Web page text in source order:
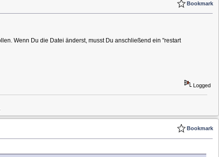
Bookmark
Wenn Du die Datei änderst, musst Du anschließend ein "restart
Logged
Bookmark